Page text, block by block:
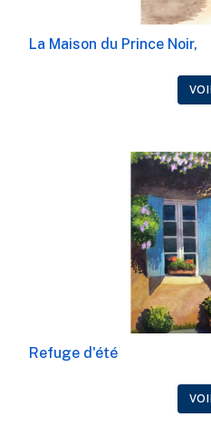
La Maison du Prince Noir,
Refuge d'été